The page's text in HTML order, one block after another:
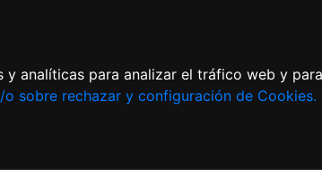
analíticas para analizar el tráfico web y
sobre rechazar y configuración de Cookies.